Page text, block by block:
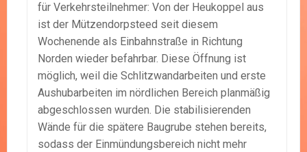
für Verkehrsteilnehmer: Von der Heukoppel aus
ist der Mützendorpsteed seit diesem
Wochenende als Einbahnstraße in Richtung
Norden wieder befahrbar. Diese Öffnung ist
möglich, weil die Schlitzwandarbeiten und erste
Aushubarbeiten im nördlichen Bereich planmäßig
abgeschlossen wurden. Die stabilisierenden
Wände für die spätere Baugrube stehen bereits,
sodass der Einmündungsbereich nicht mehr